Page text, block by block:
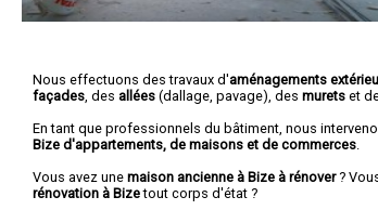
Nous effectuons des travaux d'aménagements
façades , des allées (dallage, pavage), des murets et
En tant que professionnels du bâtiment, nous
Bize d'appartements, de maisons et de commerces
Vous avez une maison ancienne à Bize à rénover?
rénovation à Bizetout corps d'état ?